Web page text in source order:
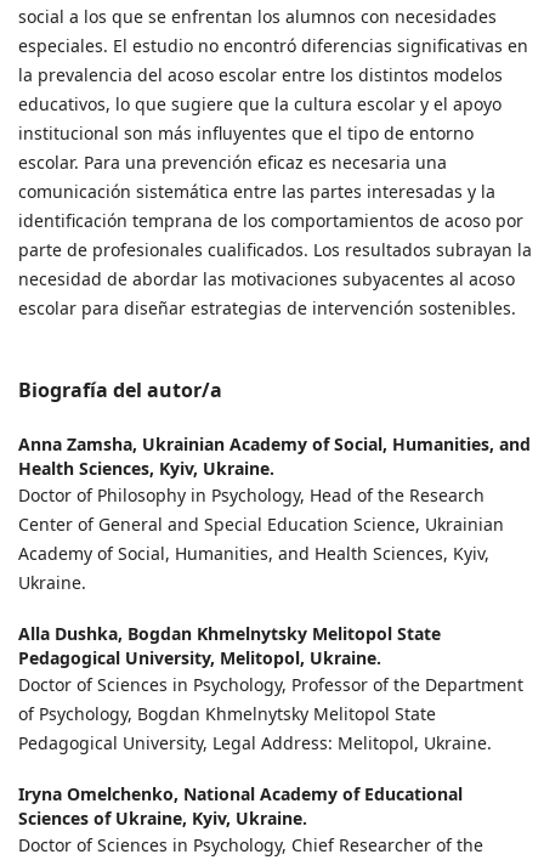
social a los que se enfrentan los alumnos con necesidades
especiales. El estudio no encontró diferencias significativas en
la prevalencia del acoso escolar entre los distintos modelos
educativos, lo que sugiere que la cultura escolar y el apoyo
institucional son más influyentes que el tipo de entorno
escolar. Para una prevención eficaz es necesaria una
comunicación sistemática entre las partes interesadas y la
identificación temprana de los comportamientos de acoso por
parte de profesionales cualificados. Los resultados subrayan la
necesidad de abordar las motivaciones subyacentes al acoso
escolar para diseñar estrategias de intervención sostenibles.
Biografía del autor/a
Anna Zamsha, Ukrainian Academy of Social, Humanities, and
Health Sciences, Kyiv, Ukraine.
Doctor of Philosophy in Psychology, Head of the Research
Center of General and Special Education Science, Ukrainian
Academy of Social, Humanities, and Health Sciences, Kyiv,
Ukraine.
Alla Dushka, Bogdan Khmelnytsky Melitopol State
Pedagogical University, Melitopol, Ukraine.
Doctor of Sciences in Psychology, Professor of the Department
of Psychology, Bogdan Khmelnytsky Melitopol State
Pedagogical University, Legal Address: Melitopol, Ukraine.
Iryna Omelchenko, National Academy of Educational
Sciences of Ukraine, Kyiv, Ukraine.
Doctor of Sciences in Psychology, Chief Researcher of the